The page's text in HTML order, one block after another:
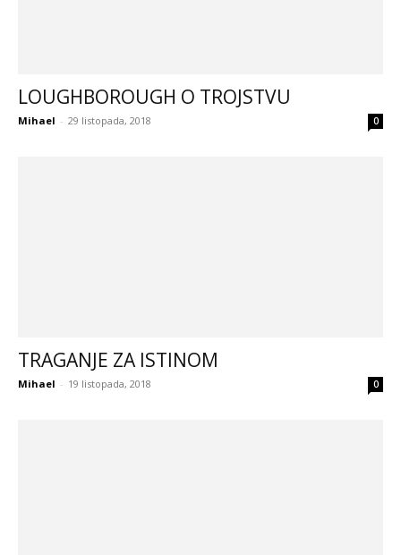
LOUGHBOROUGH O TROJSTVU
Mihael - 29 listopada, 2018 0
TRAGANJE ZA ISTINOM
Mihael - 19 listopada, 2018 0